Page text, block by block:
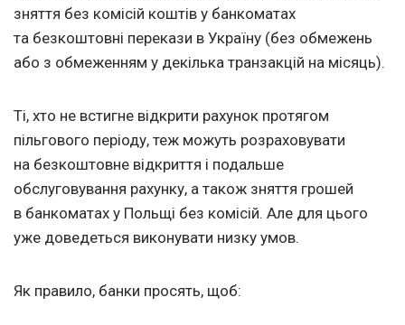
зняття без комісій коштів у банкоматах
та безкоштовні перекази в Україну (без обмежень
або з обмеженням у декілька транзакцій на місяць).
Ті, хто не встигне відкрити рахунок протягом
пільгового періоду, теж можуть розраховувати
на безкоштовне відкриття і подальше
обслуговування рахунку, а також зняття грошей
в банкоматах у Польщі без комісій. Але для цього
уже доведеться виконувати низку умов.
Як правило, банки просять, щоб: